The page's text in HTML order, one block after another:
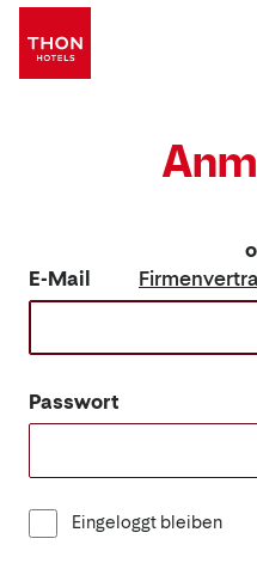
E-Mail
Passwort
Eingeloggt bleiben